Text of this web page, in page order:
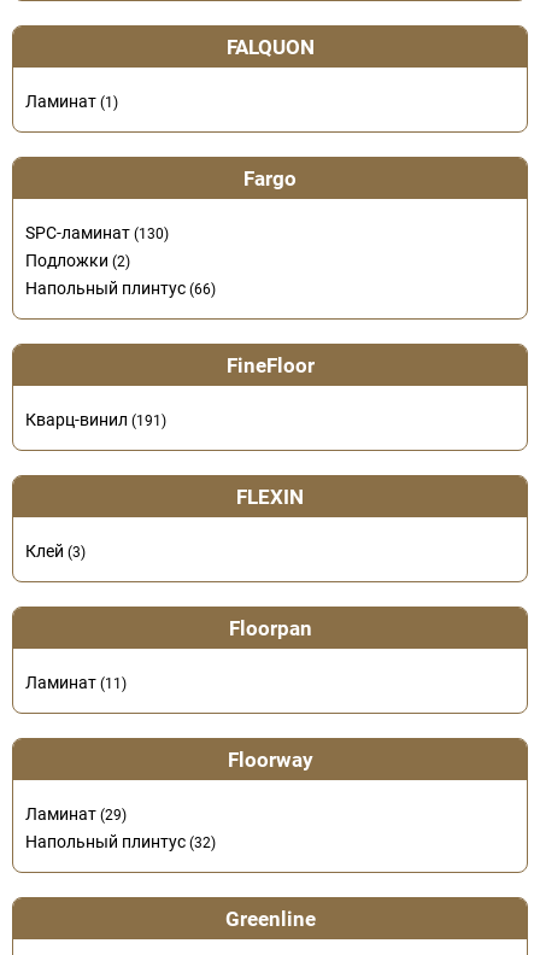
FALQUON
Ламинат (1)
Fargo
SPC-ламинат (130)
Подложки (2)
Напольный плинтус (66)
FineFloor
Кварц-винил (191)
FLEXIN
Клей (3)
Floorpan
Ламинат (11)
Floorway
Ламинат (29)
Напольный плинтус (32)
Greenline